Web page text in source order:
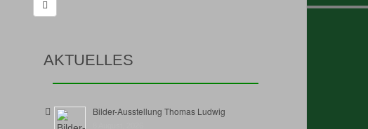
AKTUELLES
Bilder-Ausstellung Thomas Ludwig